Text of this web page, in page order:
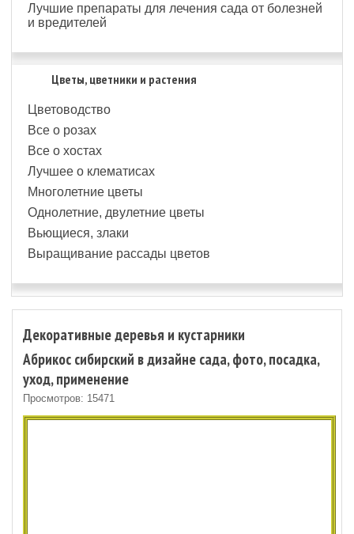
Лучшие препараты для лечения сада от болезней
и вредителей
Цветы, цветники и растения
Цветоводство
Все о розах
Все о хостах
Лучшее о клематисах
Многолетние цветы
Однолетние, двулетние цветы
Вьющиеся, злаки
Выращивание рассады цветов
Декоративные деревья и кустарники
Абрикос сибирский в дизайне сада, фото, посадка,
уход, применение
Просмотров: 15471